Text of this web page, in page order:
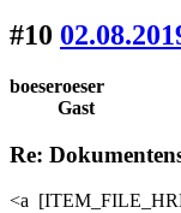
#10
boeseroeser
Gast
Re:
<a